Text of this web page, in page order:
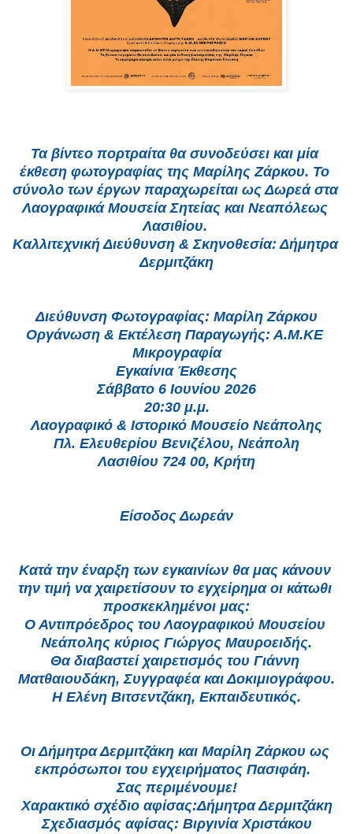
Τα βίντεο πορτραίτα θα συνοδεύσει και μία
έκθεση φωτογραφίας της Μαρίλης Ζάρκου. Το
σύνολο των έργων παραχωρείται ως Δωρεά στα
Λαογραφικά Μουσεία Σητείας και Νεαπόλεως
Λασιθίου.
Καλλιτεχνική Διεύθυνση & Σκηνοθεσία: Δήμητρα
Δερμιτζάκη
Διεύθυνση Φωτογραφίας: Μαρίλη Ζάρκου
Οργάνωση & Εκτέλεση Παραγωγής: Α.Μ.ΚΕ
Μικρογραφία
Εγκαίνια Έκθεσης
Σάββατο 6 Ιουνίου 2026
20:30 μ.μ.
Λαογραφικό & Ιστορικό Μουσείο Νεάπολης
Πλ. Ελευθερίου Βενιζέλου, Νεάπολη
Λασιθίου 724 00, Κρήτη
Είσοδος Δωρεάν
Κατά την έναρξη των εγκαινίων θα μας κάνουν
την τιμή να χαιρετίσουν το εγχείρημα οι κάτωθι
προσκεκλημένοι μας:
Ο Αντιπρόεδρος του Λαογραφικού Μουσείου
Νεάπολης κύριος Γιώργος Μαυροειδής.
Θα διαβαστεί χαιρετισμός του Γιάννη
Ματθαιουδάκη, Συγγραφέα και Δοκιμιογράφου.
Η Ελένη Βιτσεντζάκη, Εκπαιδευτικός.
Οι Δήμητρα Δερμιτζάκη και Μαρίλη Ζάρκου ως
εκπρόσωποι του εγχειρήματος Πασιφάη.
Σας περιμένουμε!
Χαρακτικό σχέδιο αφίσας:Δήμητρα Δερμιτζάκη
Σχεδιασμός αφίσας: Βιργινία Χριστάκου